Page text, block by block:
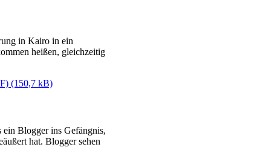
in Kairo in ein
heißen, gleichzeitig
(150,7 kB)
Blogger ins Gefängnis,
hat. Blogger sehen